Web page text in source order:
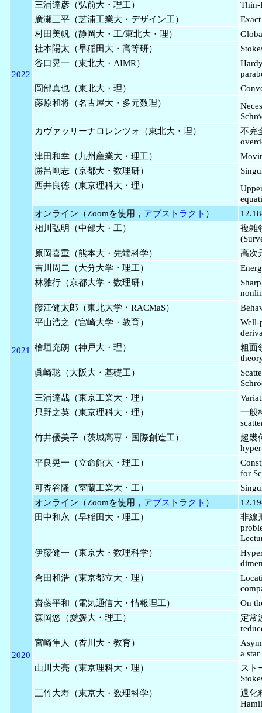
2022
三浦達彦（弘前大・理工）
Thin-
廣瀬三平（芝浦工業大・デザイン工）
村田美帆（静岡大・工/東北大・理）
社本陽太（早稲田大・高等研）
谷口晃一（東北大・AIMR）
岡部真也（東北大・理）
藤原和将（名古屋大・多元数理）
カヴァッリーナロレンツォ（東北大・理）
不完
津田和幸（九州産業大・理工）
勝呂剛志（京都大・数理研）
西井良徳（東京理科大・理）
2021
オンライン（Zoomを使用， アブストラクト ）
相川弘明（中部大・工）
複雑
原岡喜重（熊本大・先端科学）
高次
吉川周二（大分大学・理工）
林雅行（京都大学・数理研）
藤江健太郎（東北大学・RACMaS）
平山浩之（宮崎大学・教育）
Well-
檜垣充朗（神戸大・理）
粗面
眞崎聡（大阪大・基礎工）
三浦達哉（東京工業大・理）
只野之英（東京理科大・理）
一般
竹井優美子（茨城高専・国際創造工）
超幾
平良晃一（立命館大・理工）
for
可香谷隆（室蘭工業大・工）
2020
オンライン（Zoomを使用， アブストラクト ）
田中和永（早稲田大・理工）
非線
伊藤健一（東京大・数理科学）
倉田和浩（東京都立大・理）
齋藤平和（電気通信大・情報理工）
On
森岡悠（愛媛大・理工）
定常
宮崎隼人（香川大・教育）
a
山川大亮（東京理科大・理）
スト
三竹大寿（東京大・数理科学）
退化